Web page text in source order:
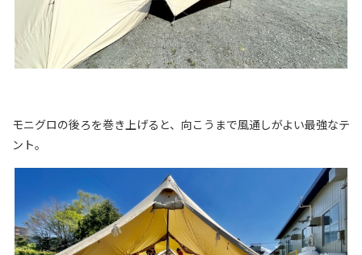
モニグロの後ろを巻き上げると、向こうまで風通しがよい最強なテ
ント。